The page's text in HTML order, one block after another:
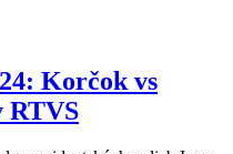
Korčok vs
RTVS